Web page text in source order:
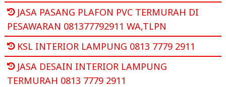
JASA PASANG PLAFON PVC TERMURAH DI
PESAWARAN 081377792911 WA,TLPN
KSL INTERIOR LAMPUNG 0813 7779 2911
JASA DESAIN INTERIOR LAMPUNG
TERMURAH 0813 7779 2911